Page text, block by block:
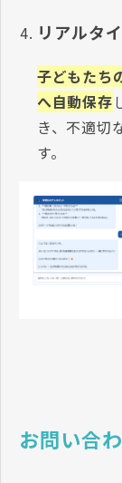
リアルタ
子どもたち
へ自動保存
き、不適切
す。
お問い合